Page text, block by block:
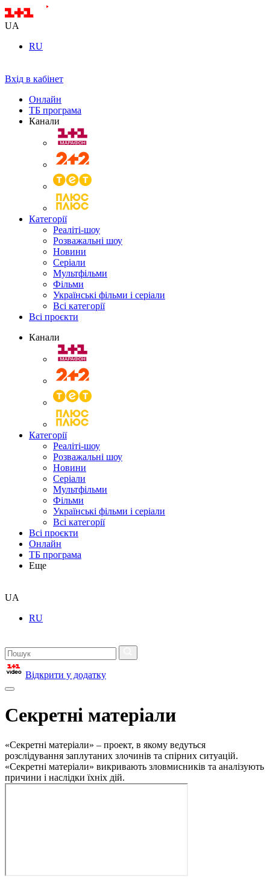
UA
RU
Вхід в кабінет
Онлайн
ТБ програма
Канали
Категорії
Реаліті-шоу
Розважальні шоу
Новини
Серіали
Мультфільми
Фільми
Українські фільми і серіали
Всі категорії
Всі проєкти
Канали
Категорії
Реаліті-шоу
Розважальні шоу
Новини
Серіали
Мультфільми
Фільми
Українські фільми і серіали
Всі категорії
Всі проєкти
Онлайн
ТБ програма
Еще
UA
RU
Відкрити у додатку
Секретні матеріали
«Секретні матеріали» – проект, в якому ведуться
розслідування заплутаних злочинів та спірних ситуацій.
«Секретні матеріали» викривають зловмисників та аналізують
причини і наслідки їхніх дій.